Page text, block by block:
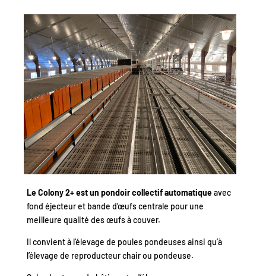
Le Colony 2+ est un pondoir collectif automatiqueavec
fond éjecteur et bande d’œufs centrale pour une
meilleure qualité des œufs à couver.
Il convient à l’élevage de poules pondeuses ainsi qu’à
l’élevage de reproducteur chair ou pondeuse.